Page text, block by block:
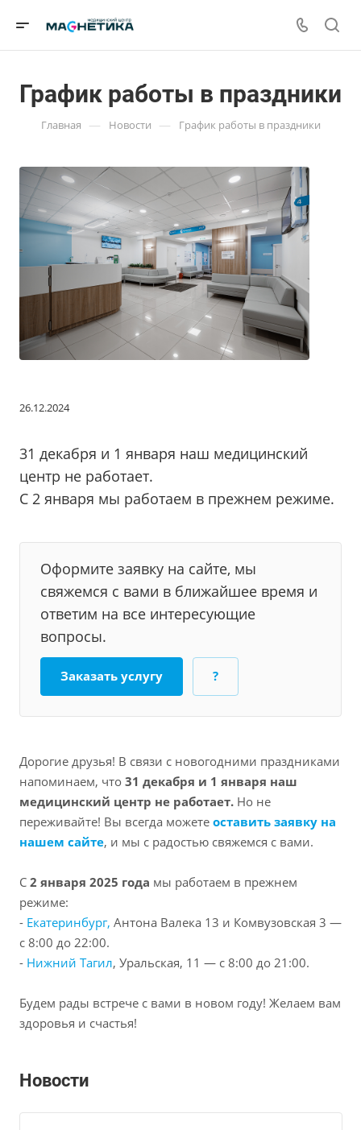
График работы в праздники
Главная — Новости — График работы в праздники
26.12.2024
31 декабря и 1 января наш медицинский
центр не работает.
С 2 января мы работаем в прежнем режиме.
Оформите заявку на сайте, мы
свяжемся с вами в ближайшее время и
ответим на все интересующие
вопросы.
Заказать услугу ?
Дорогие друзья! В связи с новогодними праздниками
напоминаем, что 31 декабря и 1 января наш
медицинский центр не работает. Но не
переживайте! Вы всегда можете оставить заявку на
нашем сайте, и мы с радостью свяжемся с вами.
С 2 января 2025 года мы работаем в прежнем
режиме:
- Екатеринбург, Антона Валека 13 и Комвузовская 3 —
с 8:00 до 22:00.
- Нижний Тагил, Уральская, 11 — с 8:00 до 21:00.
Будем рады встрече с вами в новом году! Желаем вам
здоровья и счастья!
Новости